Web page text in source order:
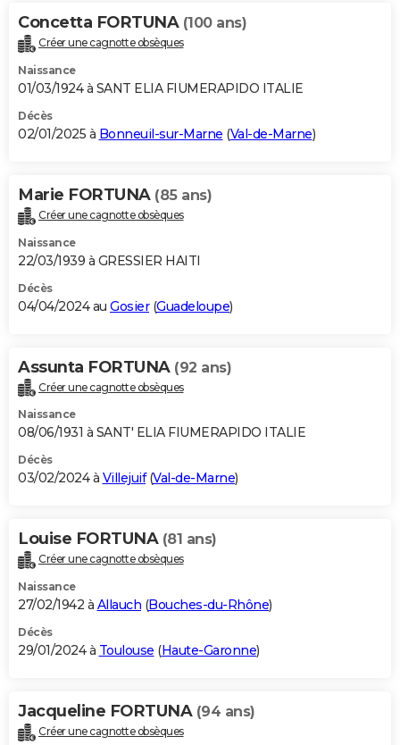
Bricolage
Lifestyle
Culture
Sport
Auto
Television
Voyage
Cinema
Concetta FORTUNA (100 ans)
Créer une cagnotte obsèques
Naissance
01/03/1924 à SANT ELIA FIUMERAPIDO ITALIE
Décès
02/01/2025 à Bonneuil-sur-Marne (Val-de-Marne)
Marie FORTUNA (85 ans)
Créer une cagnotte obsèques
Naissance
22/03/1939 à GRESSIER HAITI
Décès
04/04/2024 au Gosier(Guadeloupe)
Assunta FORTUNA (92 ans)
Créer une cagnotte obsèques
Naissance
08/06/1931 à SANT' ELIA FIUMERAPIDO ITALIE
Décès
03/02/2024 à Villejuif(Val-de-Marne)
Louise FORTUNA (81 ans)
Créer une cagnotte obsèques
Naissance
27/02/1942 à Allauch (Bouches-du-Rhône)
Décès
29/01/2024 à Toulouse (Haute-Garonne)
Jacqueline FORTUNA (94 ans)
Créer une cagnotte obsèques